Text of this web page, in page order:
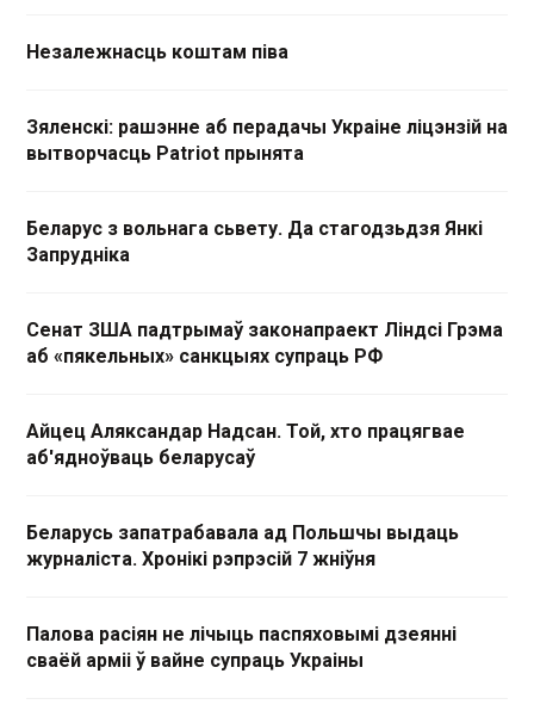
Незалежнасць коштам піва
Зяленскі: рашэнне аб перадачы Украіне ліцэнзій на
вытворчасць Patriot прынята
Беларус з вольнага сьвету. Да стагодзьдзя Янкі
Запрудніка
Сенат ЗША падтрымаў законапраект Ліндсі Грэма
аб «пякельных» санкцыях супраць РФ
Айцец Аляксандар Надсан. Той, хто працягвае
аб'ядноўваць беларусаў
Беларусь запатрабавала ад Польшчы выдаць
журналіста. Хронікі рэпрэсій 7 жніўня
Палова расіян не лічыць паспяховымі дзеянні
сваёй арміі ў вайне супраць Украіны